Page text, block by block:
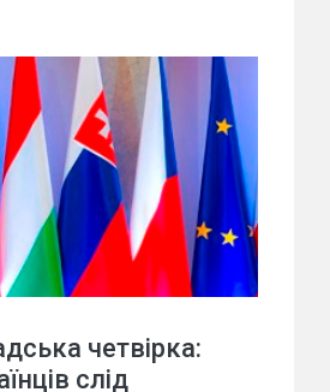
четвірка:
слід